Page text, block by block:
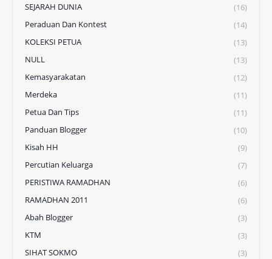
SEJARAH DUNIA
(16)
Peraduan Dan Kontest
(14)
KOLEKSI PETUA
(13)
NULL
(13)
Kemasyarakatan
(12)
Merdeka
(11)
Petua Dan Tips
(11)
Panduan Blogger
(10)
Kisah HH
(9)
Percutian Keluarga
(7)
PERISTIWA RAMADHAN
(6)
RAMADHAN 2011
(6)
Abah Blogger
(3)
KTM
(3)
SIHAT SOKMO
(3)